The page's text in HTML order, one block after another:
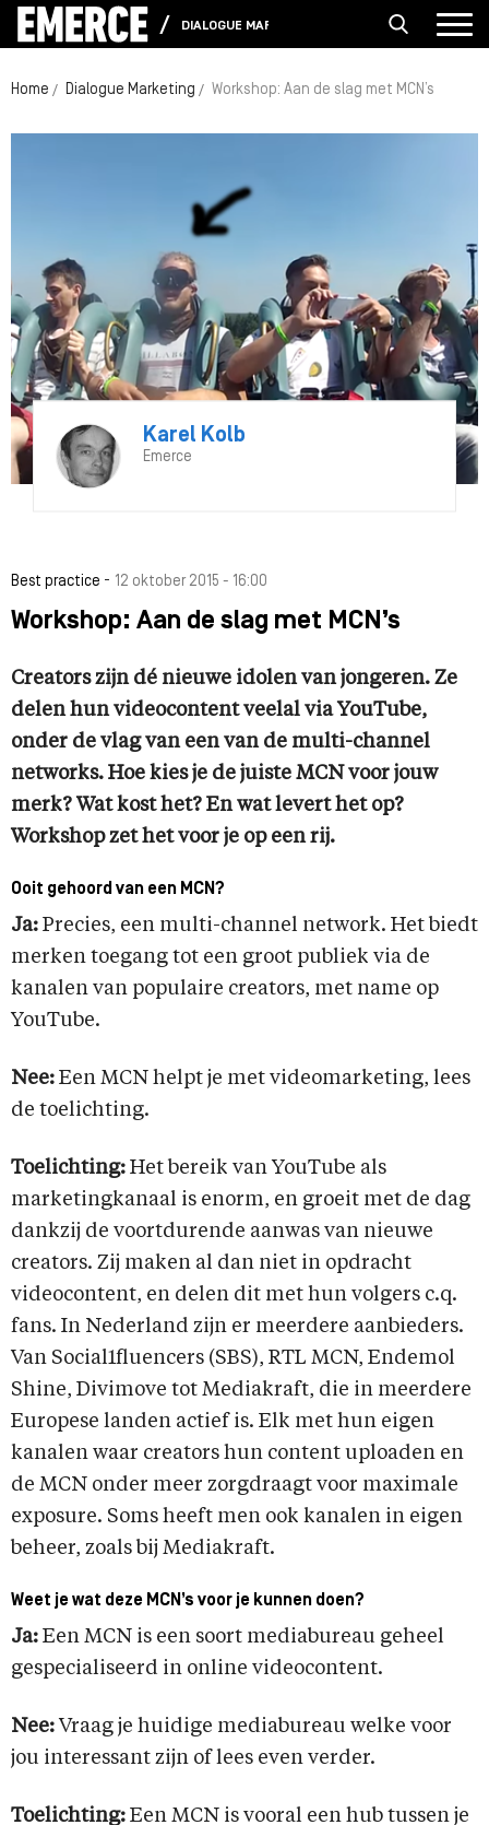
DIALOGUE MARKETING
Home Dialogue Marketing Workshop: Aan de slag met MCN’s
Karel Kolb
Emerce
Best practice - 12 oktober 2015 - 16:00
Workshop: Aan de slag met MCN’s
Creators zijn dé nieuwe idolen van jongeren. Ze
delen hun videocontent veelal via YouTube,
onder de vlag van een van de multi-channel
networks. Hoe kies je de juiste MCN voor jouw
merk? Wat kost het? En wat levert het op?
Workshop zet het voor je op een rij.
Ooit gehoord van een MCN?
Ja: Precies, een multi-channel network. Het biedt
merken toegang tot een groot publiek via de
kanalen van populaire creators, met name op
YouTube.
Nee: Een MCN helpt je met videomarketing, lees
de toelichting.
Toelichting: Het bereik van YouTube als
marketingkanaal is enorm, en groeit met de dag
dankzij de voortdurende aanwas van nieuwe
creators. Zij maken al dan niet in opdracht
videocontent, en delen dit met hun volgers c.q.
fans. In Nederland zijn er meerdere aanbieders.
Van Social1fluencers (SBS), RTL MCN, Endemol
Shine, Divimove tot Mediakraft, die in meerdere
Europese landen actief is. Elk met hun eigen
kanalen waar creators hun content uploaden en
de MCN onder meer zorgdraagt voor maximale
exposure. Soms heeft men ook kanalen in eigen
beheer, zoals bij Mediakraft.
Weet je wat deze MCN’s voor je kunnen doen?
Ja: Een MCN is een soort mediabureau geheel
gespecialiseerd in online videocontent.
Nee: Vraag je huidige mediabureau welke voor
jou interessant zijn of lees even verder.
Toelichting: Een MCN is vooral een hub tussen je